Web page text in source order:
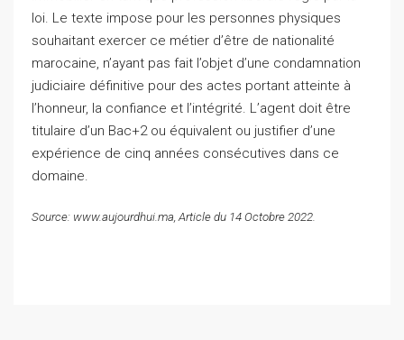
loi. Le texte impose pour les personnes physiques
souhaitant exercer ce métier d’être de nationalité
marocaine, n’ayant pas fait l’objet d’une condamnation
judiciaire définitive pour des actes portant atteinte à
l’honneur, la confiance et l’intégrité. L’agent doit être
titulaire d’un Bac+2 ou équivalent ou justifier d’une
expérience de cinq années consécutives dans ce
domaine.
Source: www.aujourdhui.ma, Article du 14 Octobre 2022.